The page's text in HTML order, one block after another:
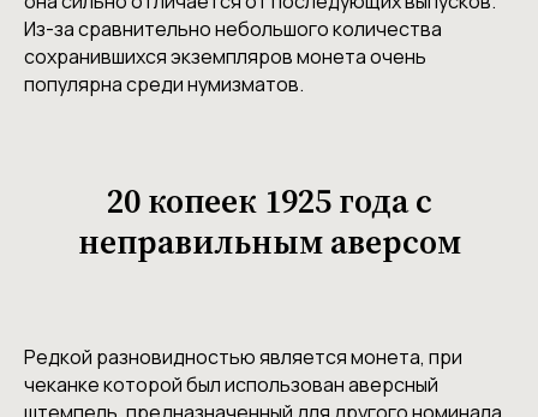
Из-за сравнительно небольшого количества
сохранившихся экземпляров монета очень
популярна среди нумизматов.
20 копеек 1925 года с
неправильным аверсом
Редкой разновидностью является монета, при
чеканке которой был использован аверсный